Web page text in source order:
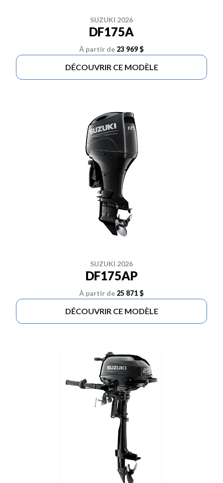
SUZUKI 2026
DF175A
À partir de 23 969 $
DÉCOUVRIR CE MODÈLE
SUZUKI 2026
DF175AP
À partir de 25 871 $
DÉCOUVRIR CE MODÈLE